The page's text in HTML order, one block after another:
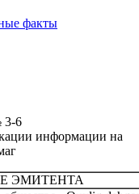
факты
6
информации на
ЭМИТЕНТА